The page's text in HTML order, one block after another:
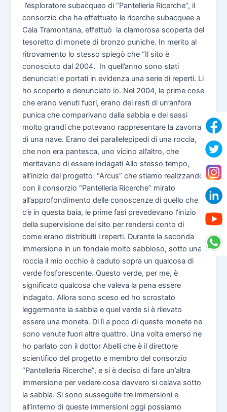
l’esploratore subacqueo di “Pantelleria Ricerche”, il
consorzio che ha effettuato le ricerche subacquee a
Cala Tramontana, effettuò la clamorosa scoperta del
tesoretto di monete di bronzo puniche. In merito al
ritrovamento lo stesso spiegò che “Il sito è
conosciuto dal 2004. In quell’anno sono stati
denunciati e portati in evidenza una serie di reperti. Li
ho scoperto e denunciato io. Nel 2004, le prime cose
che erano venuti fuori, erano dei resti di un’anfora
punica che comparivano dalla sabbia e dei sassi
molto grandi che potevano rappresentare la zavorra
di una nave. Erano dei parallelepipedi di una roccia,
che non era pantesca, uno vicino all’altro, che
meritavano di essere indagati Allo stesso tempo,
all’inizio del progetto “Arcus” che stiamo realizzando
con il consorzio “Pantelleria Ricerche” mirato
all’approfondimento delle conoscenze di quello che
c’è in questa baia, le prime fasi prevedevano l’inizio
della supervisione del sito per rendersi conto di
come erano distribuiti i reperti. Durante la seconda
immersione in un fondale molto sabbioso, sotto una
roccia il mio occhio è caduto sopra un qualcosa di
verde fosforescente. Questo verde, per me, è
significato qualcosa che valeva la pena essere
indagato. Allora sono sceso ed ho scrostato
leggermente la sabbia e quel verde si è rilevato
essere una moneta. Di lì a poco di queste monete ne
sono venute fuori altre quattro. Una volta emerso ne
ho parlato con il dottor Abelli che è il direttore
scientifico del progetto e membro del consorzio
“Pantelleria Ricerche”, e si è deciso di fare un’altra
immersione per vedere cosa davvero si celava sotto
la sabbia. Si sono susseguite tre immersioni e
all’interno di queste immersioni oggi possiamo